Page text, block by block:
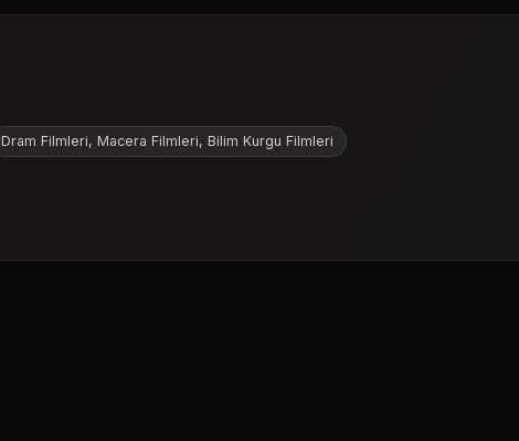
Dram Filmleri, Macera Filmleri, Bilim Kurgu Filmleri